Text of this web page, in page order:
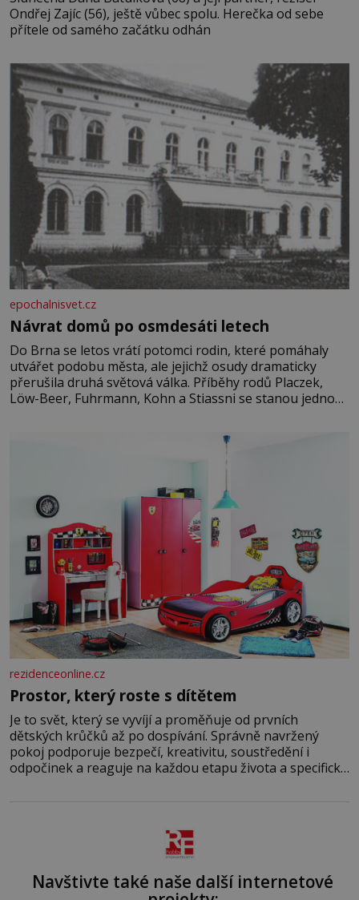
Ondřej Zajíc (56), ještě vůbec spolu. Herečka od sebe
přítele od samého začátku odhán
epochalnisvet.cz
Návrat domů po osmdesáti letech
Do Brna se letos vrátí potomci rodin, které pomáhaly
utvářet podobu města, ale jejichž osudy dramaticky
přerušila druhá světová válka. Příběhy rodů Placzek,
Löw-Beer, Fuhrmann, Kohn a Stiassni se stanou jednou
jednoduché. Místa, která si člověk pamatuje z rodinných
rezidenceonline.cz
Prostor, který roste s dítětem
Je to svět, který se vyvíjí a proměňuje od prvních
dětských krůčků až po dospívání. Správně navržený
pokoj podporuje bezpečí, kreativitu, soustředění i
odpočinek a reaguje na každou etapu života a specifické
Navštivte také naše další internetové